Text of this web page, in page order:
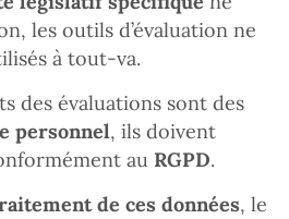
les outils d’évaluation ne
à tout-va.
des évaluations sont des
personnel, ils doivent
au RGPD.
de ces données, le